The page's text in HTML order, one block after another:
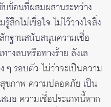
ซ้อนที่ผสมผสานระหว่าง
สึกไม่เชื่อใจ ไม่ไว้วางใจสิ่ง
กฐานสนับสนุนความเชื่อ
างลบหรือทางร้าย ลังเล
ๆ รอบตัว ไม่ว่าจะเป็นความ
ขภาพ ความปลอดภัย เป็น
มอ ความเชื่อประเภทนี้หาก